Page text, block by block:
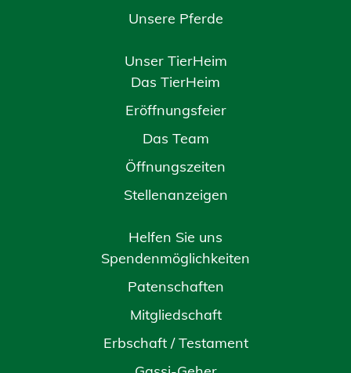
Unsere Pferde
Unser TierHeim
Das TierHeim
Eröffnungsfeier
Das Team
Öffnungszeiten
Stellenanzeigen
Helfen Sie uns
Spendenmöglichkeiten
Patenschaften
Mitgliedschaft
Erbschaft / Testament